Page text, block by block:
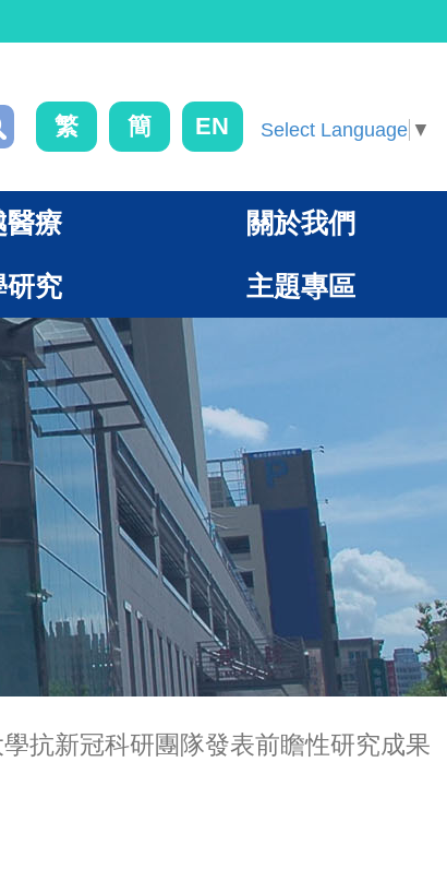
繁 簡 EN Select Language ▼
醫療 關於我們
研究 主題專區
抗新冠科研團隊發表前瞻性研究成果